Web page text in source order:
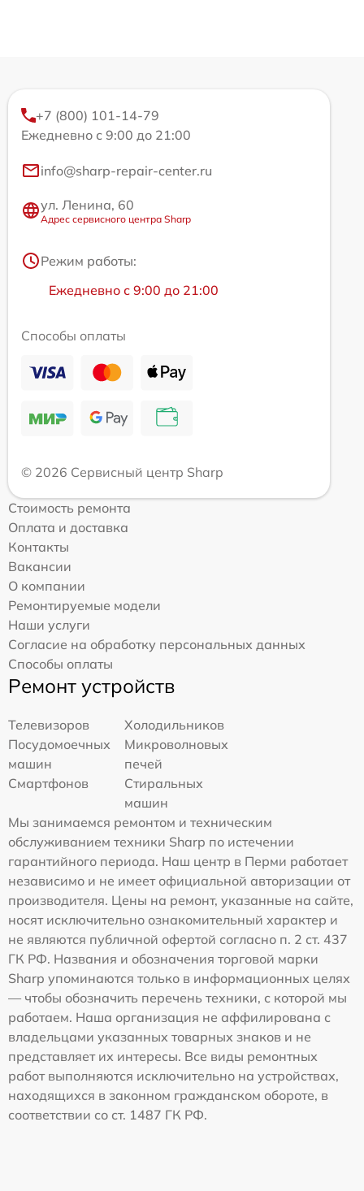
+7 (800) 101-14-79
Ежедневно с 9:00 до 21:00
info@sharp-repair-center.ru
ул. Ленина, 60
Адрес сервисного центра Sharp
Режим работы:
Ежедневно с 9:00 до 21:00
Способы оплаты
© 2026 Сервисный центр Sharp
Стоимость ремонта
Оплата и доставка
Контакты
Вакансии
О компании
Ремонтируемые модели
Наши услуги
Согласие на обработку персональных данных
Способы оплаты
Ремонт устройств
Телевизоров
Холодильников
Посудомоечных
машин
Микроволновых
печей
Смартфонов
Стиральных
машин
Мы занимаемся ремонтом и техническим
обслуживанием техники Sharp по истечении
гарантийного периода. Наш центр в Перми работает
независимо и не имеет официальной авторизации от
производителя. Цены на ремонт, указанные на сайте,
носят исключительно ознакомительный характер и
не являются публичной офертой согласно п. 2 ст. 437
ГК РФ. Названия и обозначения торговой марки
Sharp упоминаются только в информационных целях
— чтобы обозначить перечень техники, с которой мы
работаем. Наша организация не аффилирована с
владельцами указанных товарных знаков и не
представляет их интересы. Все виды ремонтных
работ выполняются исключительно на устройствах,
находящихся в законном гражданском обороте, в
соответствии со ст. 1487 ГК РФ.